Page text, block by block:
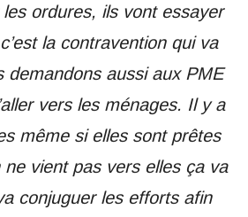
ordures, ils vont essayer
la contravention qui va
demandons aussi aux PME
vers les ménages. Il y a
même si elles sont prêtes
ne vient pas vers elles ça va
conjuguer les efforts afin